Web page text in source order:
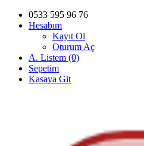
0533 595 96 76
Hesabım
Kayıt Ol
Oturum Aç
A. Listem (0)
Sepetim
Kasaya Git